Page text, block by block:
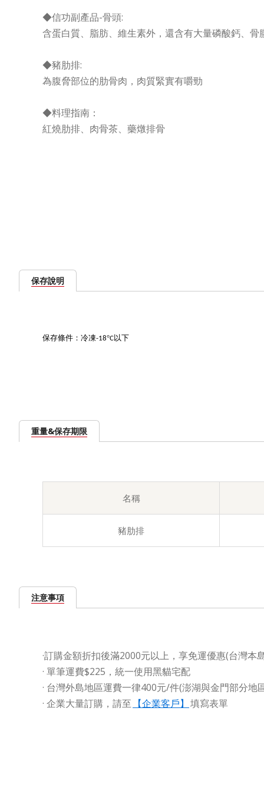
◆信功副產品-骨頭:
含蛋白質、脂肪、維生素外，還含有大量磷酸鈣、骨
◆豬肋排:
為腹脅部位的肋骨肉，肉質緊實有嚼勁
◆料理指南：
紅燒肋排、肉骨茶、藥燉排骨
保存說明
保存條件：冷凍-18°C以下
重量&保存期限
名稱
豬肋排
注意事項
·訂購金額折扣後滿2000元以上，享免運優惠(台灣本
· 單筆運費$225，統一使用黑貓宅配
· 台灣外島地區運費一律400元/件(澎湖與金門部分地
· 企業大量訂購，請至 【企業客戶】 填寫表單